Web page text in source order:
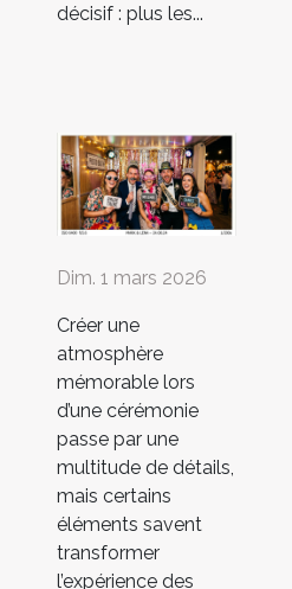
décisif : plus les...
Dim. 1 mars 2026
Créer une
atmosphère
mémorable lors
d’une cérémonie
passe par une
multitude de détails,
mais certains
éléments savent
transformer
l’expérience des